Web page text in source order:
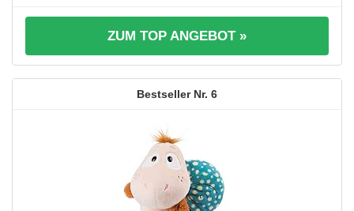
ZUM TOP ANGEBOT »
6